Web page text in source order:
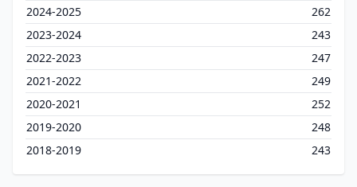
2024-2025
262
2023-2024
243
2022-2023
247
2021-2022
249
2020-2021
252
2019-2020
248
2018-2019
243